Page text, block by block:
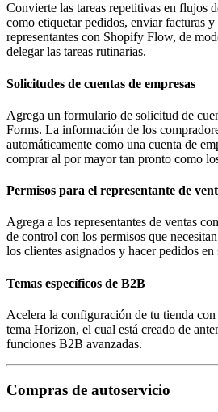
Convierte las tareas repetitivas en flujos
como etiquetar pedidos, enviar facturas
representantes con Shopify Flow, de
delegar las tareas rutinarias.
Solicitudes de cuentas de empresas
Agrega un formulario de solicitud de
Forms. La información de los
automáticamente como una cuenta de
comprar al por mayor tan pronto como
Permisos para el representante de
Agrega a los representantes de ventas
de control con los permisos que
los clientes asignados y hacer pedidos en
Temas específicos de B2B
Acelera la configuración de tu tienda
tema Horizon, el cual está creado de
funciones B2B avanzadas.
Compras de autoservicio